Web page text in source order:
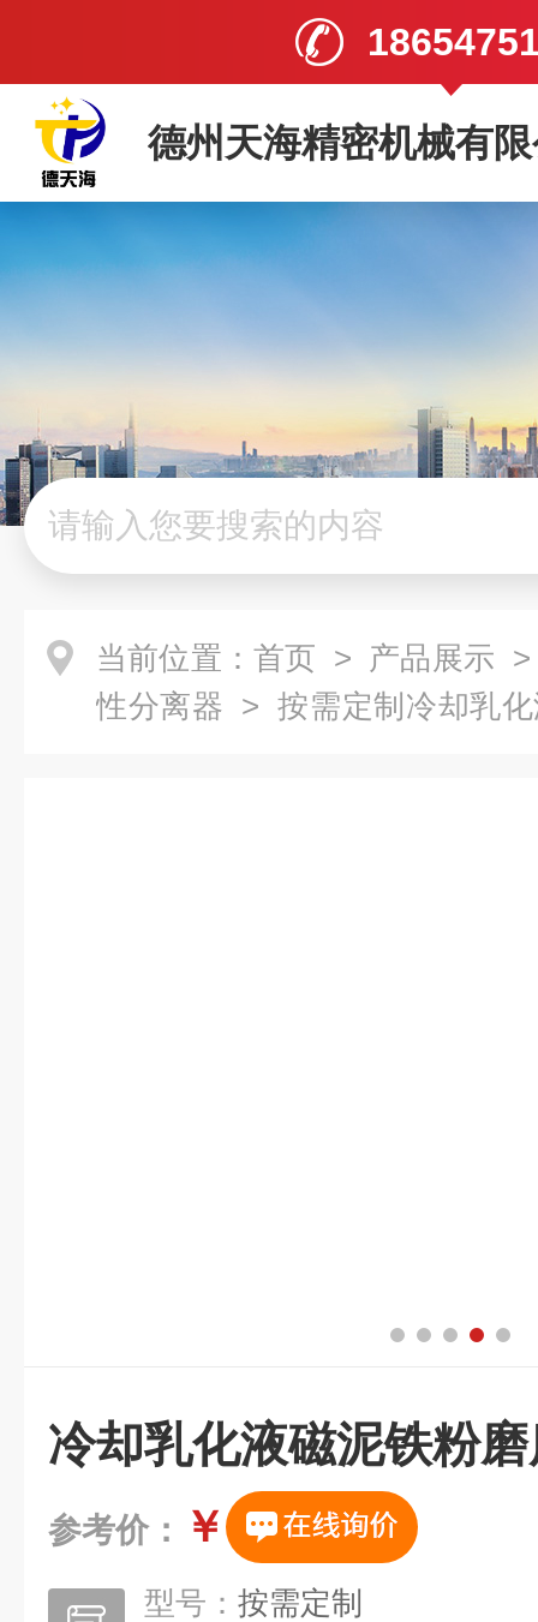
德州天海精密机械有
当前位置： 首页 > 产品展示
性分离器 > 按需定制冷却乳
冷却乳化液磁泥铁粉
参考价： ￥
型号： 按需定制